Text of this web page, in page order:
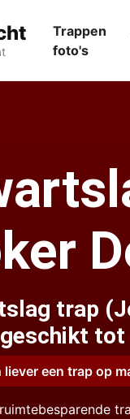
Trappen
foto's
trap
tot
een trap op
ruimtebesparende